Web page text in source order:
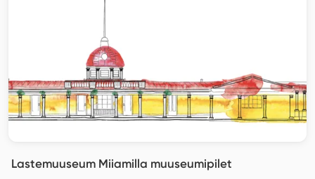
Lastemuuseum Miiamilla muuseumipilet